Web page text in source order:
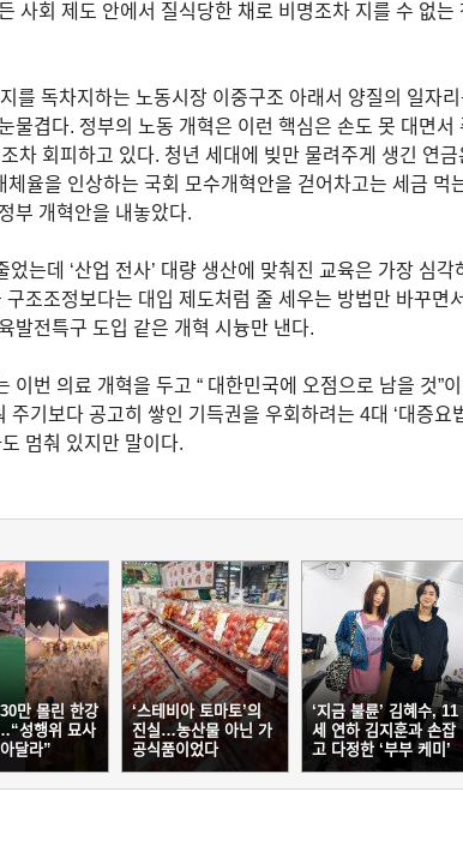
사회 제도 안에서 질식당한 채로 비명조차 지를 수 없는
를 독차지하는 노동시장 이중구조 아래서 양질의 일자리
물겹다. 정부의 노동 개혁은 이런 핵심은 손도 못 대면서
차 회피하고 있다. 청년 세대에 빚만 물려주게 생긴 연금
율을 인상하는 국회 모수개혁안을 걷어차고는 세금 먹
부 개혁안을 내놓았다.
는데 ‘산업 전사’ 대량 생산에 맞춰진 교육은 가장 심각
조조정보다는 대입 제도처럼 줄 세우는 방법만 바꾸면서
발전특구 도입 같은 개혁 시늉만 낸다.
이번 의료 개혁을 두고 “ 대한민국에 오점으로 남을 것”
주기보다 공고히 쌓인 기득권을 우회하려는 4대 ‘대증요
멈춰 있지만 말이다.
만 몰린 한강
성행위 묘사
달라”
‘스테비아 토마토’의
진실…농산물 아닌 가
공식품이었다
‘지금 불륜’ 김혜수, 11
세 연하 김지훈과 손잡
고 다정한 ‘부부 케미’